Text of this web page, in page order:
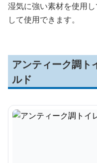
湿気に強い素材を使用
して使用できます。
アンティーク調ト
ルド